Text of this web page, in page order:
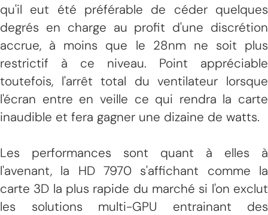
qu'il eut été préférable de céder quelques
degrés en charge au profit d'une discrétion
accrue, à moins que le 28nm ne soit plus
restrictif à ce niveau. Point appréciable
toutefois, l'arrêt total du ventilateur lorsque
l'écran entre en veille ce qui rendra la carte
inaudible et fera gagner une dizaine de watts.
Les performances sont quant à elles à
l'avenant, la HD 7970 s'affichant comme la
carte 3D la plus rapide du marché si l'on exclut
les solutions multi-GPU entrainant des